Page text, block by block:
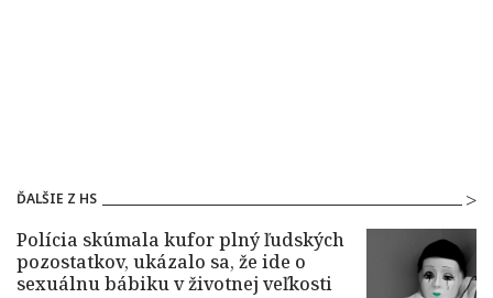
ĎALŠIE Z HS
Polícia skúmala kufor plný ľudských
pozostatkov, ukázalo sa, že ide o
sexuálnu bábiku v životnej veľkosti